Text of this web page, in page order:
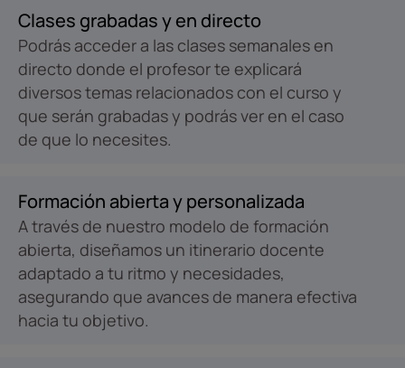
Clases grabadas y en directo
Podrás acceder a las clases semanales en
directo donde el profesor te explicará
diversos temas relacionados con el curso y
que serán grabadas y podrás ver en el caso
de que lo necesites.
Formación abierta y personalizada
A través de nuestro modelo de formación
abierta, diseñamos un itinerario docente
adaptado a tu ritmo y necesidades,
asegurando que avances de manera efectiva
hacia tu objetivo.